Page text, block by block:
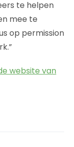
te helpen
mee te
op permission
website van